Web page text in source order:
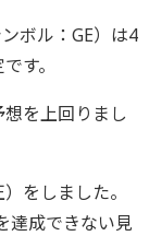
ボル：GE）は4
す。
を上回りまし
をしました。
達成できない見